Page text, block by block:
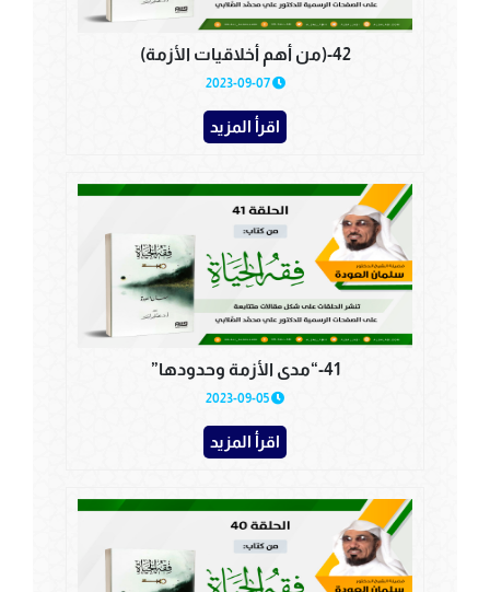
42-(من أهم أخلاقيات الأزمة)
2023-09-07
اقرأ المزيد
41-“مدى الأزمة وحدودها”
اقرأ المزيد